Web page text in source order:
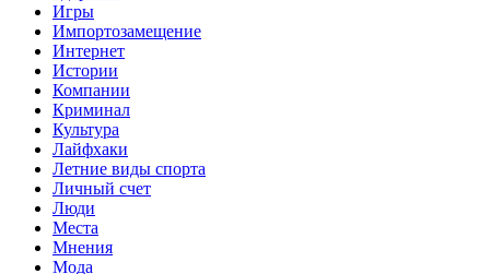
Игры
Импортозамещение
Интернет
Истории
Компании
Криминал
Культура
Лайфхаки
Летние виды спорта
Личный счет
Люди
Места
Мнения
Мода